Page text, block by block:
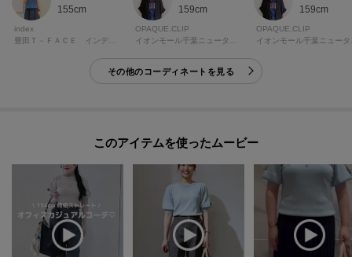
155cm
index
159cm
OPAQUE.CLIP
159cm
OPAQUE.CLIP
その他のコーディネートを見る
このアイテムを使ったムービー